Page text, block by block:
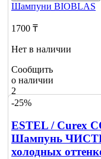
Шампуни BIOBLAS
1700 ₸
Нет в наличии
Сообщить
о наличии
2
-25%
ESTEL / Curex
Шампунь
холодных